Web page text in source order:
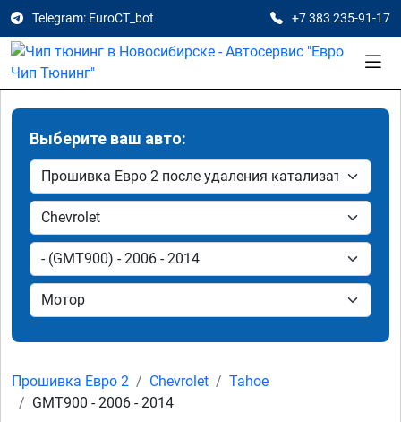
Telegram: EuroCT_bot +7 383 235-91-17
Выберите ваш авто:
Прошивка Евро 2 Chevrolet
Tahoe
GMT900 - 2006 - 2014